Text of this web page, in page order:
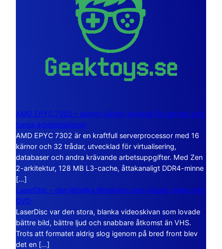
AMD EPYC 7302 – sexton kärnor byggda för servrar och
tunga arbetsstationer
AMD EPYC 7302 är en kraftfull serverprocessor med 16
kärnor och 32 trådar, utvecklad för virtualisering,
databaser och andra krävande arbetsuppgifter. Med Zen
2-arkitektur, 128 MB L3-cache, åttakanaligt DDR4-minne
[…]
LaserDisc – den jättelika filmskivan som visade vägen mot
DVD
LaserDisc var den stora, blanka videoskivan som lovade
bättre bild, bättre ljud och snabbare åtkomst än VHS.
Trots att formatet aldrig slog igenom på bred front blev
det en […]